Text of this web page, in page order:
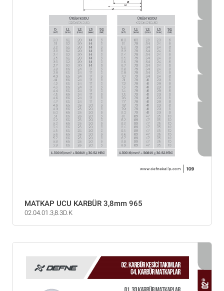
MATKAP UCU KARBÜR 3,8mm 965
02.04.01.3,8.3D.K